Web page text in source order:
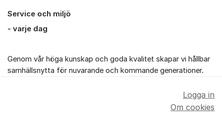
Service och miljö
- varje dag
Genom vår höga kunskap och goda kvalitet skapar vi hållbar
samhällsnytta för nuvarande och kommande generationer.
Logga in
Om cookies